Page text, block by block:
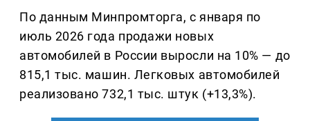
По данным Минпромторга, с января по
июль 2026 года продажи новых
автомобилей в России выросли на 10% — до
815,1 тыс. машин. Легковых автомобилей
реализовано 732,1 тыс. штук (+13,3%).